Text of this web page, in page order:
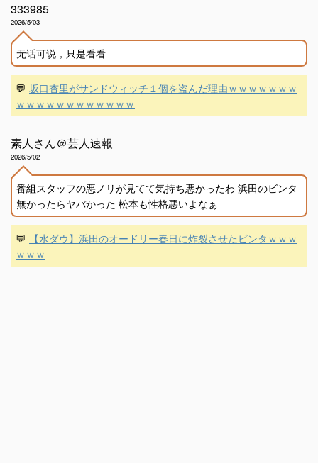
333985
2026/5/03
无话可说，只是看看
💬 坂口杏里がサンドウィッチ１個を盗んだ理由ｗｗｗｗｗｗｗ
ｗｗｗｗｗｗｗｗｗｗｗｗ
素人さん＠芸人速報
2026/5/02
番組スタッフの悪ノリが見てて気持ち悪かったわ 浜田のビンタ
無かったらヤバかった 松本も性格悪いよなぁ
💬
【水ダウ】浜田のオードリー春日に炸裂させたビンタｗｗｗ
ｗｗｗ